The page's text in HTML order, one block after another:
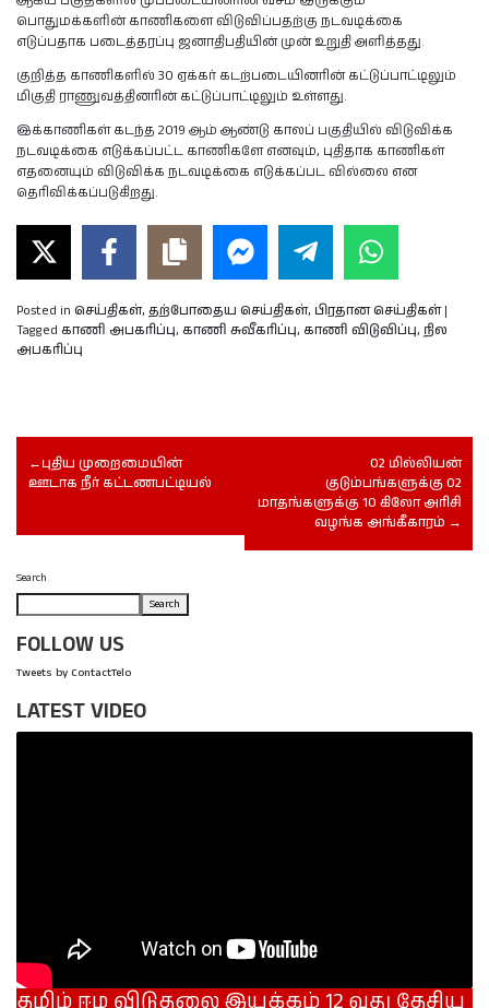
பொதுமக்களின் காணிகளை விடுவிப்பதற்கு நடவடிக்கை
எடுப்பதாக படைத்தரப்பு ஜனாதிபதியின் முன் உறுதி அளித்தது.
குறித்த காணிகளில் 30 ஏக்கர் கடற்படையினரின் கட்டுப்பாட்டிலும்
மிகுதி ராணுவத்தினரின் கட்டுப்பாட்டிலும் உள்ளது.
இக்காணிகள் கடந்த 2019 ஆம் ஆண்டு காலப் பகுதியில் விடுவிக்க
நடவடிக்கை எடுக்கப்பட்ட காணிகளே எனவும், புதிதாக காணிகள்
எதனையும் விடுவிக்க நடவடிக்கை எடுக்கப்பட வில்லை என
தெரிவிக்கப்படுகிறது.
Posted in செய்திகள், தற்போதைய செய்திகள், பிரதான செய்திகள்|
Tagged காணி அபகரிப்பு, காணி சுவீகரிப்பு, காணி விடுவிப்பு, நில
அபகரிப்பு
புதிய முறைமையின்
ஊடாக நீர் கட்டணபட்டியல்
02 மில்லியன்
குடும்பங்களுக்கு 02
மாதங்களுக்கு 10 கிலோ அரிசி
வழங்க அங்கீகாரம்
Search
Search
FOLLOW US
Tweets by ContactTelo
LATEST VIDEO